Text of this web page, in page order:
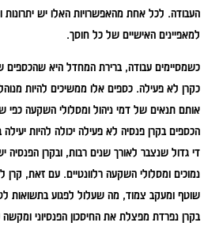
העבודה. לכל אחת מהאפשרויות האלו יש
למאפיינים האישיים של כל חוסך.
כשמסיימים עבודה, ברירת המחדל היא שהכספים
כקרן לא פעילה. כספים אלו ממשיכים להיות
אותם תנאים של דמי ניהול ומסלולי השקעה כפי
הכספים בקרן פנסיה לא פעילה יכולה להיות
די גדול שנצבר לאורך שנים רבות, ובקרן הפנסיה
נמוכים ומסלולי השקעה רלוונטיים. עם זאת, קרן
שוטף ומעקב צמוד, מה שעלול לפגוע בתשואות
בקרן נפרדת מפצלת את החיסכון הפנסיוני